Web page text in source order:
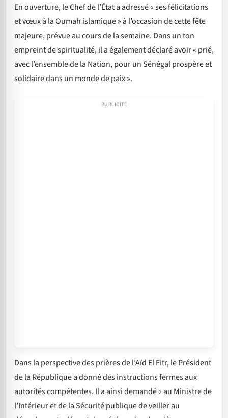
En ouverture, le Chef de l’État a adressé « ses félicitations
et vœux à la Oumah islamique » à l’occasion de cette fête
majeure, prévue au cours de la semaine. Dans un ton
empreint de spiritualité, il a également déclaré avoir « prié,
avec l’ensemble de la Nation, pour un Sénégal prospère et
solidaire dans un monde de paix ».
Dans la perspective des prières de l’Aïd El Fitr, le Président
de la République a donné des instructions fermes aux
autorités compétentes. Il a ainsi demandé « au Ministre de
l’Intérieur et de la Sécurité publique de veiller au